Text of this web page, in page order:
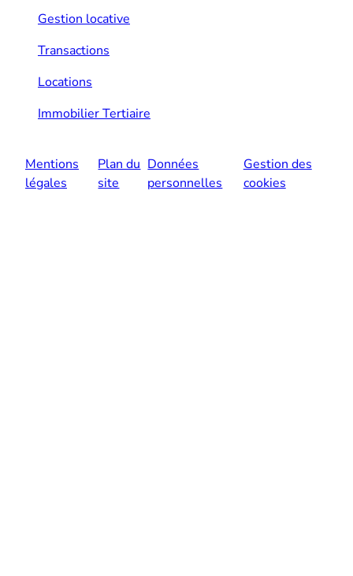
Gestion locative
Transactions
Locations
Immobilier Tertiaire
Mentions
légales
Plan du
site
Données
personnelles
Gestion des
cookies